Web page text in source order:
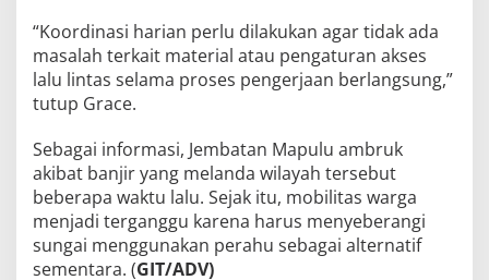
“Koordinasi harian perlu dilakukan agar tidak ada
masalah terkait material atau pengaturan akses
lalu lintas selama proses pengerjaan berlangsung,”
tutup Grace.
Sebagai informasi, Jembatan Mapulu ambruk
akibat banjir yang melanda wilayah tersebut
beberapa waktu lalu. Sejak itu, mobilitas warga
menjadi terganggu karena harus menyeberangi
sungai menggunakan perahu sebagai alternatif
sementara. (GIT/ADV)